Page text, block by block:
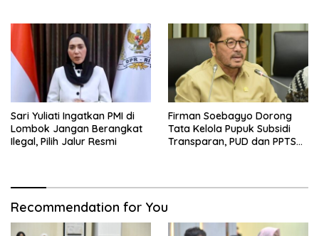
Sari Yuliati Ingatkan PMI di
Lombok Jangan Berangkat
Ilegal, Pilih Jalur Resmi
Firman Soebagyo Dorong
Tata Kelola Pupuk Subsidi
Transparan, PUD dan PPTS
Recommendation for You